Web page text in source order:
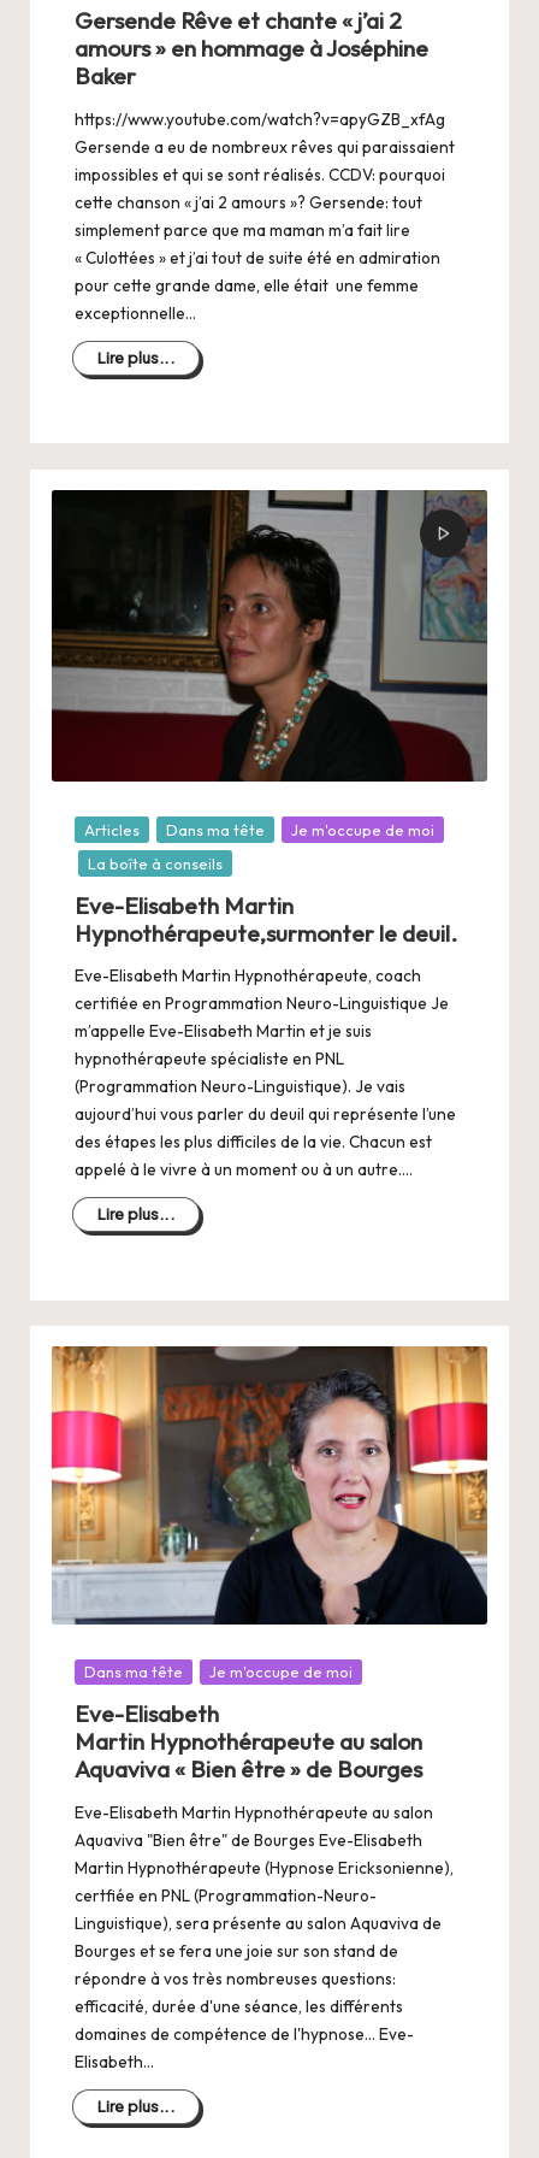
Gersende Rêve et chante « j’ai 2
amours » en hommage à Joséphine
Baker
https://www.youtube.com/watch?v=apyGZB_xfAg
Gersende a eu de nombreux rêves qui paraissaient
impossibles et qui se sont réalisés. CCDV: pourquoi
cette chanson « j’ai 2 amours »? Gersende: tout
simplement parce que ma maman m’a fait lire
« Culottées » et j’ai tout de suite été en admiration
pour cette grande dame, elle était une femme
exceptionnelle…
Lire plus...
Posté
dans
Articles Dans ma tête
Je m'occupe de moi
La boîte à conseils
Eve-Elisabeth Martin
Hypnothérapeute,surmonter le deuil.
Eve-Elisabeth Martin Hypnothérapeute, coach
certifiée en Programmation Neuro-Linguistique Je
m’appelle Eve-Elisabeth Martin et je suis
hypnothérapeute spécialiste en PNL
(Programmation Neuro-Linguistique). Je vais
aujourd’hui vous parler du deuil qui représente l’une
des étapes les plus difficiles de la vie. Chacun est
appelé à le vivre à un moment ou à un autre.…
Lire plus...
Posté
Dans ma tête Je m'occupe de moi
Eve-Elisabeth
Martin Hypnothérapeute au salon
Aquaviva « Bien être » de Bourges
Eve-Elisabeth Martin Hypnothérapeute au salon
Aquaviva "Bien être" de Bourges Eve-Elisabeth
Martin Hypnothérapeute (Hypnose Ericksonienne),
certfiée en PNL (Programmation-Neuro-
Linguistique), sera présente au salon Aquaviva de
Bourges et se fera une joie sur son stand de
répondre à vos très nombreuses questions:
efficacité, durée d'une séance, les différents
domaines de compétence de l'hypnose... Eve-
Elisabeth…
Lire plus...